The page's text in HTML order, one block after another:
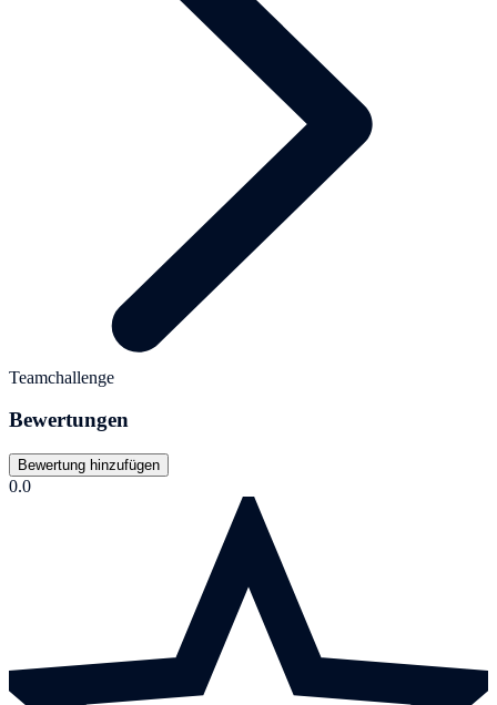
Teamchallenge
Bewertungen
Bewertung hinzufügen
0.0